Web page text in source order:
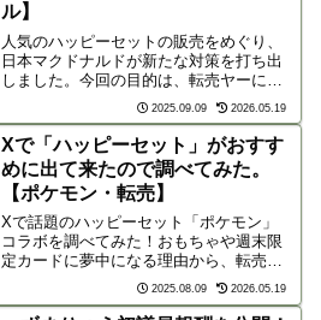
ル】
人気のハッピーセットの販売をめぐり、
日本マクドナルドが新たな対策を打ち出
しました。今回の目的は、転売ヤーによ
る大量購入を防ぎ、食品廃棄（フードロ
ス）を減らすことです。※ハッピーセッ
ト問題の前段については、過去の関連記
事を参考にしていただけれ...
2025.09.09 2026.05.19
Xで「ハッピーセット」がおすす
めに出て来たので調べてみた。
【ポケモン・転売】
Xで話題のハッピーセット「ポケモン」
コラボを調べてみた！おもちゃや週末限
定カードに夢中になる理由から、転売や
食品ロスの問題、マクドナルドとメルカ
リの対策まで、気になったことをまとめ
2025.08.09 2026.05.19